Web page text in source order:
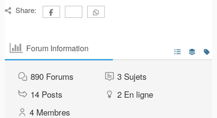
Share:
Forum Information
890 Forums 3 Sujets
14 Posts 2 En ligne
4 Membres